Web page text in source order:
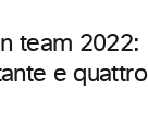
team 2022:
e quattro